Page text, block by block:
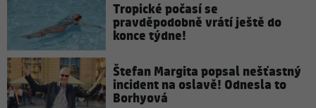
Tropické počasí se
pravděpodobně vrátí ještě do
konce týdne!
Štefan Margita popsal nešťastný
incident na oslavě! Odnesla to
Borhyová